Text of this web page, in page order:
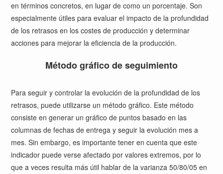
en términos concretos, en lugar de como un porcentaje. Son
especialmente útiles para evaluar el impacto de la profundidad
de los retrasos en los costes de producción y determinar
acciones para mejorar la eficiencia de la producción.
Método gráfico de seguimiento
Para seguir y controlar la evolución de la profundidad de los
retrasos, puede utilizarse un método gráfico. Este método
consiste en generar un gráfico de puntos basado en las
columnas de fechas de entrega y seguir la evolución mes a
mes. Sin embargo, es importante tener en cuenta que este
indicador puede verse afectado por valores extremos, por lo
que a veces resulta más útil hablar de la varianza 50/80/05 en